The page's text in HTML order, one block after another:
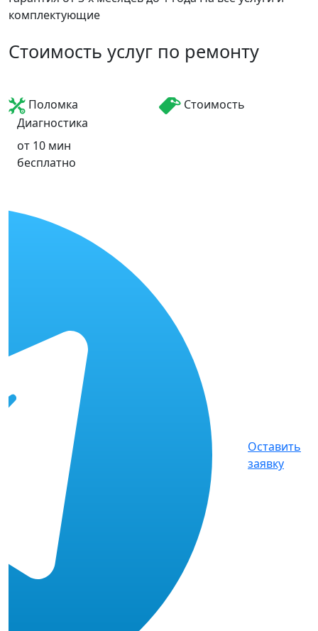
комплектующие
Стоимость услуг по ремонту
Поломка
Стоимость
Диагностика
бесплатно
от 10 мин
Оставить
заявку